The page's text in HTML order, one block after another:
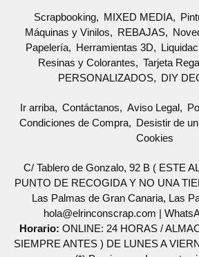
Scrapbooking MIXED MEDIA
Máquinas y Vinilos
REBAJAS
Papelería
Herramientas 3D
Resinas y Colorantes
Tarjeta
PERSONALIZADOS
DIY
Ir arriba Contáctanos Aviso Legal
Condiciones de Compra
Desistir de
Cookies
C/ Tablero de Gonzalo, 92 B ( ESTE
PUNTO DE RECOGIDA Y NO UNA
Las Palmas de Gran Canaria, Las
hola@elrinconscrap.com |
Horario: ONLINE: 24 HORAS /
SIEMPRE ANTES ) DE LUNES A